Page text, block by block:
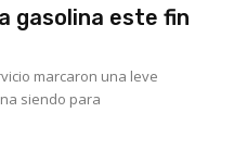
gasolina este fin
marcaron una leve
siendo para